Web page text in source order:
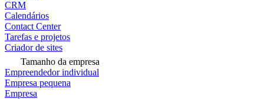
CRM
Calendários
Contact Center
Tarefas e projetos
Criador de sites
Tamanho da empresa
Empreendedor individual
Empresa pequena
Empresa